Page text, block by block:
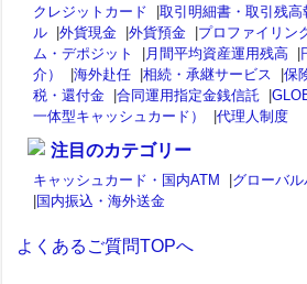
クレジットカード
|取引明細書・取引残高
ル |外貨現金 |外貨預金 |プロファイリン
ム・デポジット
| 月間平均資産運用残高 |
介）
|海外赴任 |相続・承継サービス |保
税・還付金 |合同運用指定金銭信託 |
一体型キャッシュカード）
|代理人制度
注目のカテゴリー
キャッシュカード・国内ATM |グローバ
|国内振込・海外送金
よくあるご質問TOPへ